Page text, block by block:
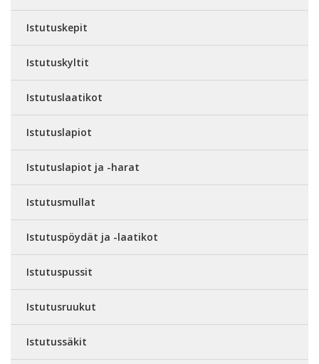
Istutuskepit
Istutuskyltit
Istutuslaatikot
Istutuslapiot
Istutuslapiot ja -harat
Istutusmullat
Istutuspöydät ja -laatikot
Istutuspussit
Istutusruukut
Istutussäkit